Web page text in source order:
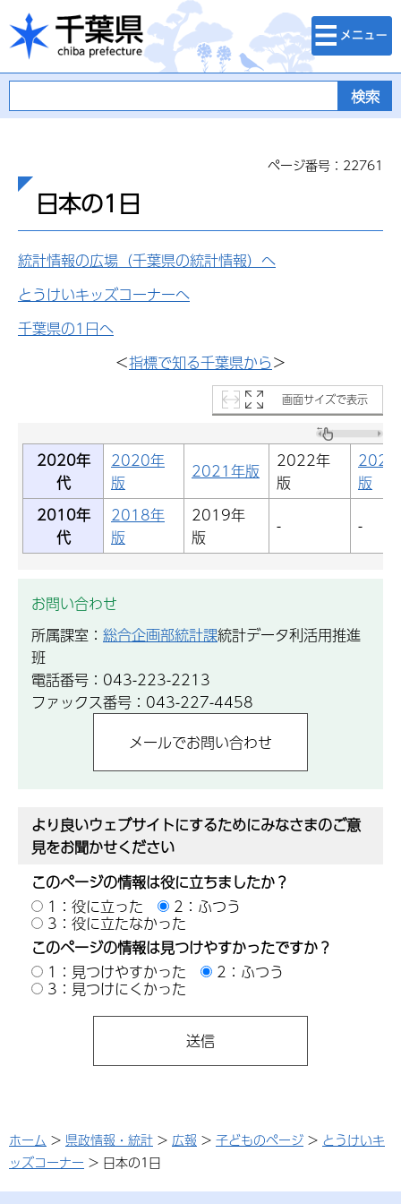
千葉県
検索・メニュ
ー
ページ番号：22761
日本の1日
統計情報の広場（千葉県の統計情報）へ
とうけいキッズコーナーへ
千葉県の1日へ
＜指標で知る千葉県から＞
画面サイズで表示
2020年
代
2020年
版
2021年版
2022年
版
2023
版
2010年
代
2018年
版
2019年
版
- -
お問い合わせ
所属課室： 総合企画部統計課統計データ利活用推進
班
電話番号：043-223-2213
ファックス番号：043-227-4458
より良いウェブサイトにするためにみなさまのご意
見をお聞かせください
このページの情報は役に立ちましたか？
1：役に立った
2：ふつう
3：役に立たなかった
このページの情報は見つけやすかったですか？
1：見つけやすかった
2：ふつう
3：見つけにくかった
ホーム > 県政情報・統計 > 広報 > 子どものページ > とうけいキ
ッズコーナー > 日本の1日